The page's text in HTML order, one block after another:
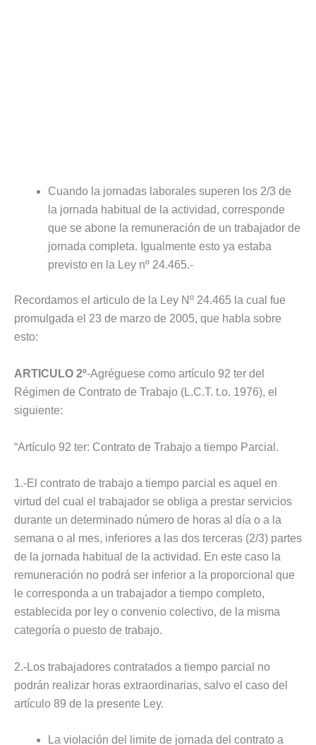
Cuando la jornadas laborales superen los 2/3 de
la jornada habitual de la actividad, corresponde
que se abone la remuneración de un trabajador de
jornada completa. Igualmente esto ya estaba
previsto en la Ley nº 24.465.-
Recordamos el articulo de la Ley Nº 24.465 la cual fue
promulgada el 23 de marzo de 2005, que habla sobre
esto:
ARTICULO 2º-Agréguese como artículo 92 ter del
Régimen de Contrato de Trabajo (L.C.T. t.o. 1976), el
siguiente:
“Artículo 92 ter: Contrato de Trabajo a tiempo Parcial.
1.-El contrato de trabajo a tiempo parcial es aquel en
virtud del cual el trabajador se obliga a prestar servicios
durante un determinado número de horas al día o a la
semana o al mes, inferiores a las dos terceras (2/3) partes
de la jornada habitual de la actividad. En este caso la
remuneración no podrá ser inferior a la proporcional que
le corresponda a un trabajador a tiempo completo,
establecida por ley o convenio colectivo, de la misma
categoría o puesto de trabajo.
2.-Los trabajadores contratados a tiempo parcial no
podrán realizar horas extraordinarias, salvo el caso del
artículo 89 de la presente Ley.
La violación del limite de jornada del contrato a